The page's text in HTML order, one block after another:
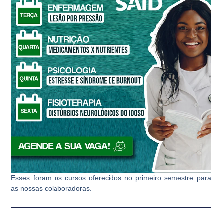
Esses foram os cursos oferecidos no primeiro semestre para
as nossas colaboradoras.